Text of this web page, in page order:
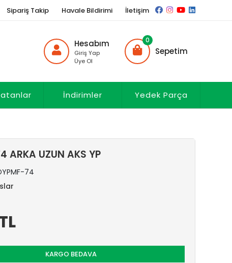
Sipariş Takip Havale Bildirimi İletişim
Hesabım
Giriş Yap
Üye Ol
Sepetim
0
İndirimler Yedek Parça
ARKA UZUN AKS YP
74
KARGO BEDAVA